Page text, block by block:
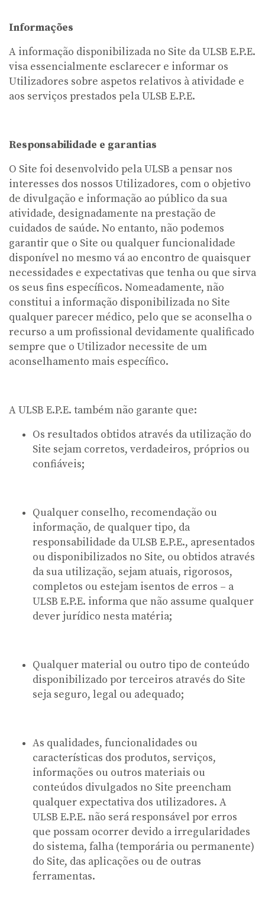
Informações
A informação disponibilizada no Site da ULSB E.P.E.
visa essencialmente esclarecer e informar os
Utilizadores sobre aspetos relativos à atividade e
aos serviços prestados pela ULSB E.P.E.
Responsabilidade e garantias
O Site foi desenvolvido pela ULSB a pensar nos
interesses dos nossos Utilizadores, com o objetivo
de divulgação e informação ao público da sua
atividade, designadamente na prestação de
cuidados de saúde. No entanto, não podemos
garantir que o Site ou qualquer funcionalidade
disponível no mesmo vá ao encontro de quaisquer
necessidades e expectativas que tenha ou que sirva
os seus fins específicos. Nomeadamente, não
constitui a informação disponibilizada no Site
qualquer parecer médico, pelo que se aconselha o
recurso a um profissional devidamente qualificado
sempre que o Utilizador necessite de um
aconselhamento mais específico.
A ULSB E.P.E. também não garante que:
Os resultados obtidos através da utilização do
Site sejam corretos, verdadeiros, próprios ou
confiáveis;
Qualquer conselho, recomendação ou
informação, de qualquer tipo, da
responsabilidade da ULSB E.P.E., apresentados
ou disponibilizados no Site, ou obtidos através
da sua utilização, sejam atuais, rigorosos,
completos ou estejam isentos de erros – a
ULSB E.P.E. informa que não assume qualquer
dever jurídico nesta matéria;
Qualquer material ou outro tipo de conteúdo
disponibilizado por terceiros através do Site
seja seguro, legal ou adequado;
As qualidades, funcionalidades ou
características dos produtos, serviços,
informações ou outros materiais ou
conteúdos divulgados no Site preencham
qualquer expectativa dos utilizadores. A
ULSB E.P.E. não será responsável por erros
que possam ocorrer devido a irregularidades
do sistema, falha (temporária ou permanente)
do Site, das aplicações ou de outras
ferramentas.